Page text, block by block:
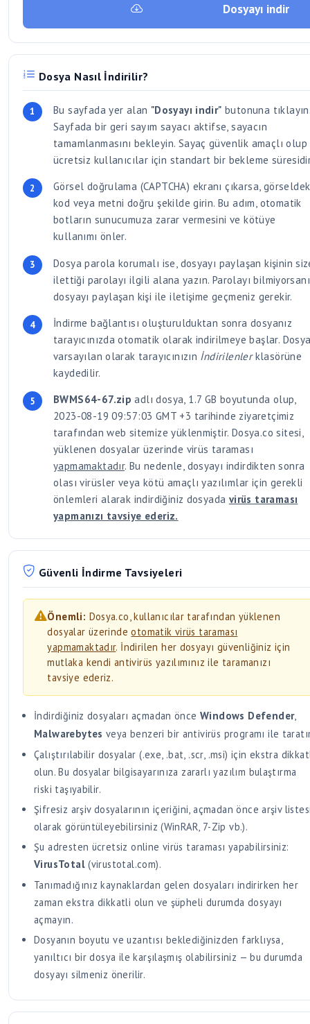
Dosyayı indir
Dosya Nasıl İndirilir?
Bu sayfada yer alan "Dosyayı indir" butonuna
Sayfada bir geri sayım sayacı aktifse, sayacın
tamamlanmasını bekleyin. Sayaç güvenlik amaçlı olup
ücretsiz kullanıcılar için standart bir bekleme
Görsel doğrulama (CAPTCHA) ekranı çıkarsa,
kod veya metni doğru şekilde girin. Bu adım, otomatik
botların sunucumuza zarar vermesini ve kötüye
kullanımı önler.
Dosya parola korumalı ise, dosyayı paylaşan kişinin
ilettiği parolayı ilgili alana yazın. Parolayı
dosyayı paylaşan kişi ile iletişime geçmeniz gerekir.
İndirme bağlantısı oluşturulduktan sonra dosyanız
tarayıcınızda otomatik olarak indirilmeye başlar.
varsayılan olarak tarayıcınızın İndirilenlerklasörüne
kaydedilir.
BWMS64-67.zip adlı dosya, 1.7 GB boyutunda olup,
2023-08-19 09:57:03 GMT +3 tarihinde ziyaretçimiz
tarafından web sitemize yüklenmiştir. Dosya.co sitesi,
yüklenen dosyalar üzerinde virüs taraması
yapmamaktadır. Bu nedenle, dosyayı indirdikten sonra
olası virüsler veya kötü amaçlı yazılımlar için gerekli
önlemleri alarak indirdiğiniz dosyada virüs taraması
yapmanızı tavsiye ederiz.
Güvenli İndirme Tavsiyeleri
Önemli: Dosya.co, kullanıcılar tarafından yüklenen
dosyalar üzerindeotomatik virüs taraması
yapmamaktadır. İndirilen her dosyayı güvenliğiniz için
mutlaka kendi antivirüs yazılımınız ile taramanızı
tavsiye ederiz.
İndirdiğiniz dosyaları açmadan önceWindows Defender,
Malwarebytes veya benzeri bir antivirüs programı ile
Çalıştırılabilir dosyalar (.exe, .bat, .scr, .msi) için ekstra
olun. Bu dosyalar bilgisayarınıza zararlı yazılım bulaştırma
riski taşıyabilir.
Şifresiz arşiv dosyalarının içeriğini, açmadan önce arşiv
olarak görüntüleyebilirsiniz (WinRAR, 7-Zip vb.).
Şu adresten ücretsiz online virüs taraması yapabilirsiniz:
VirusTotal(virustotal.com).
Tanımadığınız kaynaklardan gelen dosyaları indirirken her
zaman ekstra dikkatli olun ve şüpheli durumda dosyayı
açmayın.
Dosyanın boyutu ve uzantısı beklediğinizden farklıysa,
yanıltıcı bir dosya ile karşılaşmış olabilirsiniz — bu durumda
dosyayı silmeniz önerilir.